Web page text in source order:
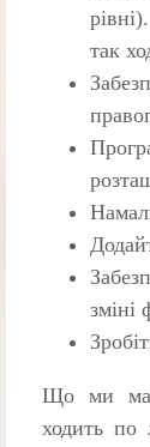
так
зміні
Що ми
ходить по